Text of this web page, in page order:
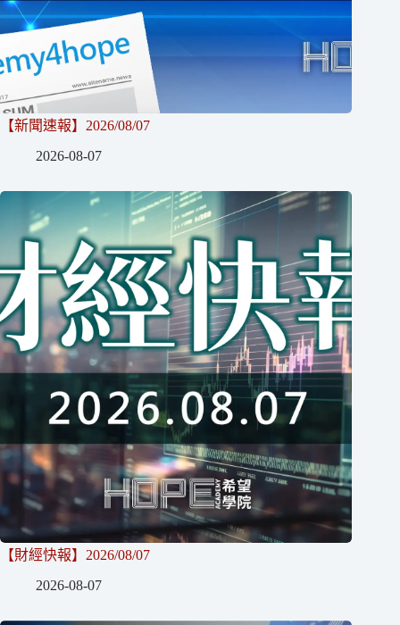
【新聞速報】2026/08/07
2026-08-07
【財經快報】2026/08/07
2026-08-07